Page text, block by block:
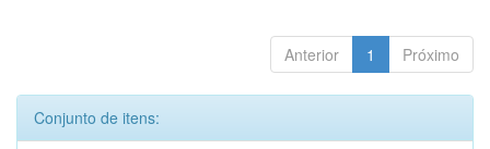
Anterior 1 Próximo
Conjunto de itens: